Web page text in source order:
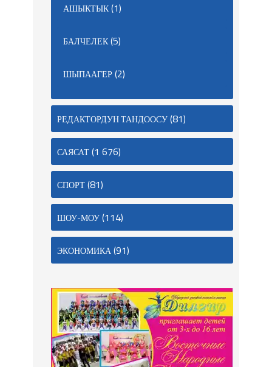
АШЫКТЫК(1)
БАЛЧЕЛЕК(5)
ШЫПААГЕР(2)
РЕДАКТОРДУН ТАНДООСУ(81)
САЯСАТ(1 676)
СПОРТ(81)
ШОУ-МОУ(114)
ЭКОНОМИКА(91)